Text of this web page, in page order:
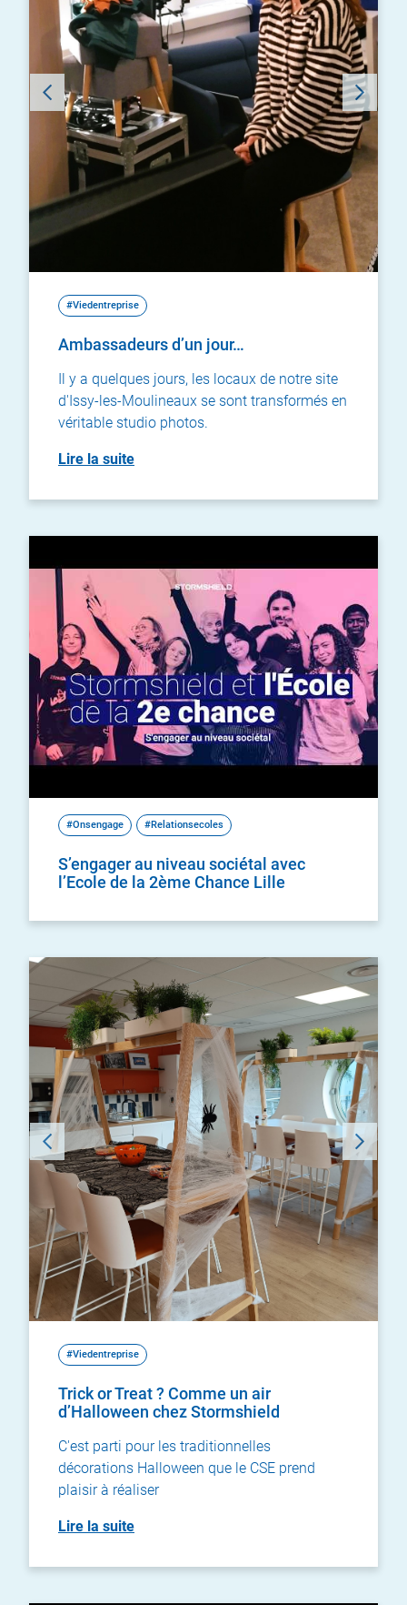
#Viedentreprise
Ambassadeurs d’un jour…
Il y a quelques jours, les locaux de notre site
d'Issy-les-Moulineaux se sont transformés en
véritable studio photos.
Lire la suite
#Onsengage #Relationsecoles
S’engager au niveau sociétal avec
l’Ecole de la 2ème Chance Lille
#Viedentreprise
Trick or Treat ? Comme un air
d’Halloween chez Stormshield
C'est parti pour les traditionnelles
décorations Halloween que le CSE prend
plaisir à réaliser
Lire la suite